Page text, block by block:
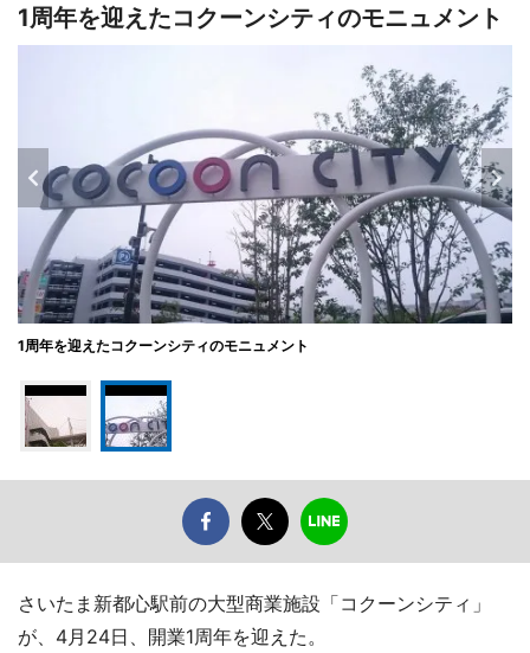
1周年を迎えたコクーンシティのモニュメント
1周年を迎えたコクーンシティのモニュメント
さいたま新都心駅前の大型商業施設「コクーンシティ」
が、4月24日、開業1周年を迎えた。